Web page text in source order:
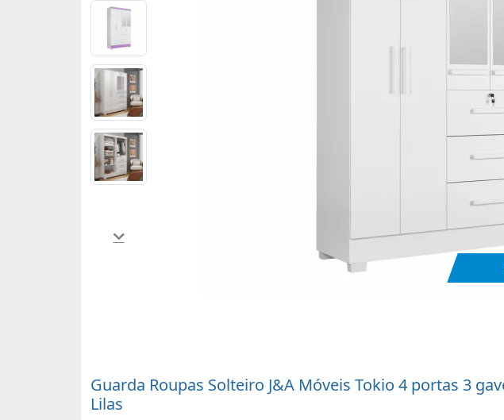
Guarda Roupas Solteiro J&A Móveis Tokio 4 portas 3
Lilas